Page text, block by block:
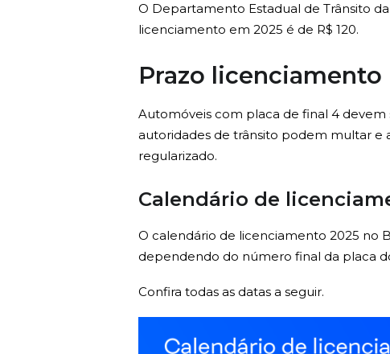
O Departamento Estadual de Trânsito
licenciamento em 2025 é de R$ 120.
Prazo licenciamento
Automóveis com placa de final 4 devem
autoridades de trânsito podem multar e
regularizado.
Calendário de
O calendário de licenciamento 2025 no
dependendo do número final da placa
Confira todas as datas a seguir.